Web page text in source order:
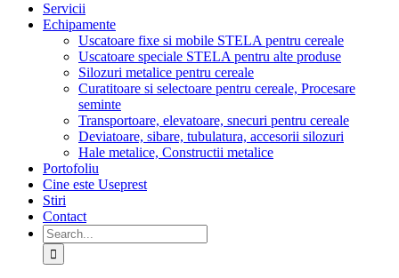
Servicii
Echipamente
Uscatoare fixe si mobile STELA pentru cereale
Uscatoare speciale STELA pentru alte produse
Silozuri metalice pentru cereale
Curatitoare si selectoare pentru cereale, Procesare
seminte
Transportoare, elevatoare, snecuri pentru cereale
Deviatoare, sibare, tubulatura, accesorii silozuri
Hale metalice, Constructii metalice
Portofoliu
Cine este Useprest
Stiri
Contact
Search
for: